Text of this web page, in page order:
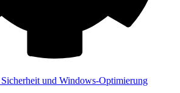
und Windows-Optimierung